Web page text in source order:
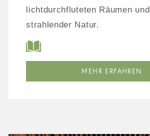
lichtdurchfluteten Räumen und
strahlender Natur.
MEHR ERFAHREN